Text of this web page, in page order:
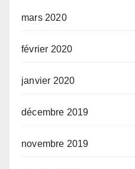
mars 2020
février 2020
janvier 2020
décembre 2019
novembre 2019